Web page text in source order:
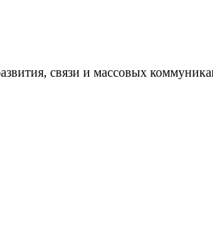
связи и массовых